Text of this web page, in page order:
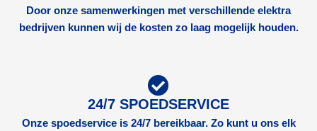
Door onze samenwerkingen met verschillende elektra
bedrijven kunnen wij de kosten zo laag mogelijk houden.
24/7 SPOEDSERVICE
Onze spoedservice is 24/7 bereikbaar. Zo kunt u ons elk